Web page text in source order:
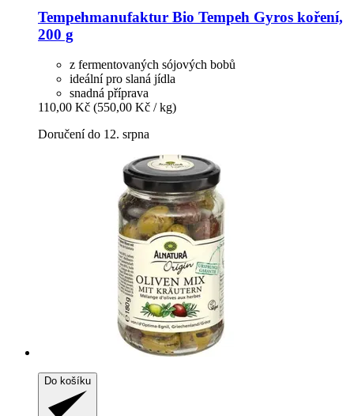
Tempehmanufaktur Bio Tempeh Gyros koření,
200 g
z fermentovaných sójových bobů
ideální pro slaná jídla
snadná příprava
110,00 Kč (550,00 Kč / kg)
Doručení do 12. srpna
Do košíku